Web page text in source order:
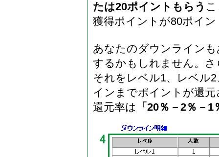
たは20ポイントもらう
獲得ポイントが80ポイ
あなたのダウンライン
するかもしれません。
それをレベル1、レベル
インまでポイントが還
還元率は
「20％－2％－